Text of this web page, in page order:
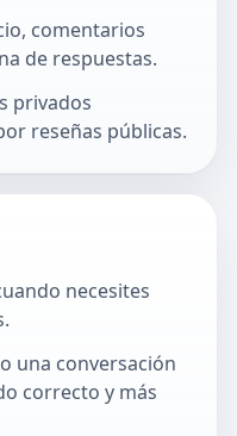
comentarios
de respuestas.
privados
reseñas públicas.
necesites
una conversación
correcto y más